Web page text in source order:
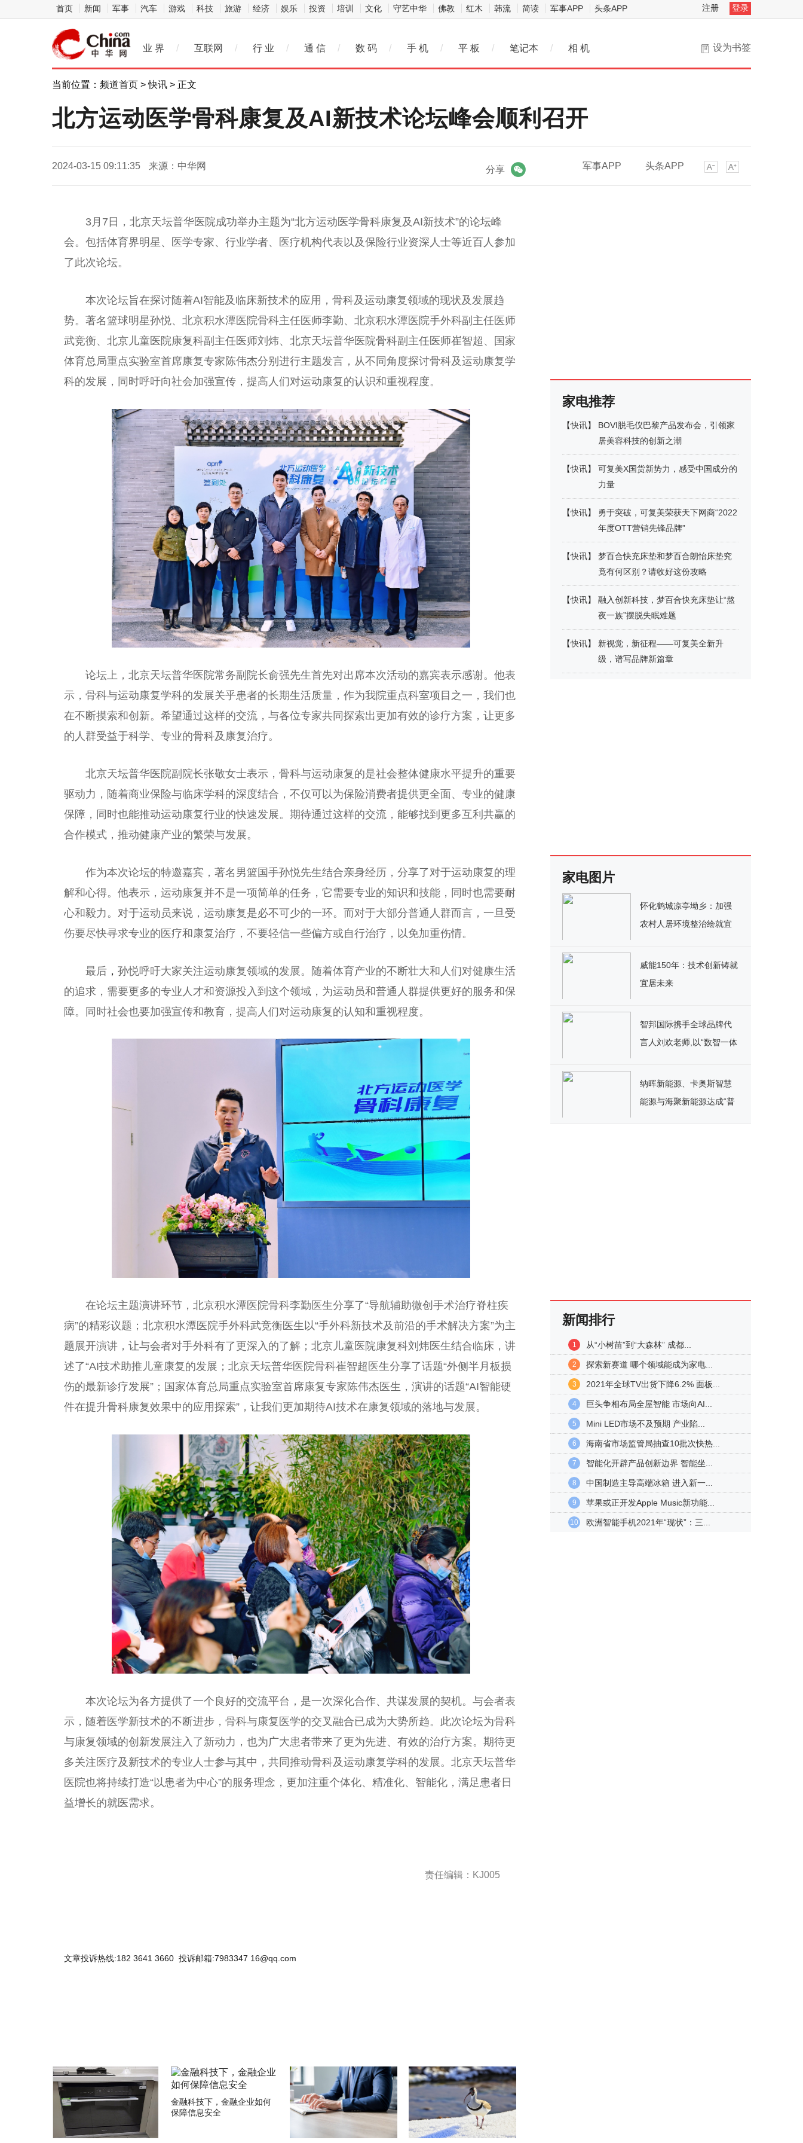
首页 新闻 军事 汽车 游戏 科技 旅游 经济 娱乐 投资 培训 文化 守艺中华 佛教 红木 韩流 简读 军事APP 头条APP 注册 登录
设为书签
业 界 / 互联网 / 行 业 / 通 信 / 数 码 / 手 机 / 平 板 / 笔记本 / 相 机
当前位置： 频道首页 >快讯 > 正文
北方运动医学骨科康复及AI新技术论坛峰会顺利召开
2024-03-15 09:11:35 来源：中华网 军事APP 头条APP
分享
3月7日，北京天坛普华医院成功举办主题为“北方运动医学骨科康复及AI新技术”的论坛峰
会。包括体育界明星、医学专家、行业学者、医疗机构代表以及保险行业资深人士等近百人参加
了此次论坛。
本次论坛旨在探讨随着AI智能及临床新技术的应用，骨科及运动康复领域的现状及发展趋
势。著名篮球明星孙悦、北京积水潭医院骨科主任医师李勤、北京积水潭医院手外科副 主任医师
武竞衡、北京儿童医院康复科副 主任医师刘炜、北京天坛普华医院骨科副 主任医师崔智超、
国家
体育总局重点实验室首席康复专家陈伟杰分别进行主题发言，从不同角度探讨骨科及运动康复学
科的发展，同时呼吁向社会加强宣传，提高人们对运动康复的认识和重视程度。
论坛上，北京天坛普华医院常务副院长俞强先生首先对出席本次活动的嘉宾表示感谢。他表
示，骨科与运动康复学科的发展关乎患者的长期生活质量，作为我院重点科室项目之一，我们也
在不断摸索和创新。希望通过这样的交流，与各位专家共同探索出更加有效的诊疗方案，让更多
的人群受益于科学、专业的骨科及康复治疗。
北京天坛普华医院副院长张敬女士表示，骨科与运动康复的是社会整体健康水平提升的重要
驱动力，随着商业保险与临床学科的深度结合，不仅可以为保险消费者提供更全面、专业的健康
保障，同时也能推动运动康复行业的快速发展。期待通过这样的交流，能够找到更多互利共赢的
合作模式，推动健康产业的繁荣与发展。
作为本次论坛的特邀嘉宾，著名男篮国手孙悦先生结合亲身经历，分享了对于运动康复的理
解和心得。他表示，运动康复并不是一项简单的任务，它需要专业的知识和技能，同时也需要耐
心和毅力。对于运动员来说，运动康复是必不可少的一环。而对于大部分普通人群而言，一旦受
伤要尽快寻求专业的医疗和康复治疗 ，不要轻信一些偏方或自行治疗 ，以免加重伤情。
最后 ， 孙悦呼吁大家关注运动康复领域的发展。随着体育产业的不断壮大和人们对健康生活
的追求，需要更多的专业人才和资源投入到这个领域，为运动员和普通人群提供更好的服务和保
障。同时社会也要加强宣传和教育，提高人们对运动康复的认知和重视程度。
在论坛主题演讲环节，北京积水潭医院骨科李勤医生分享了“导航辅助微创手术治疗脊柱疾
病”的精彩议题；北京积水潭医院手外科武竞衡医生以“手外科新技术及前沿的手术解决方案”为主
题展开演讲，让与会者对手外科有了更深入的了解；北京儿童医院康复科刘炜医生结合临床，讲
述了“AI技术助推儿童康复的发展；北京天坛普华医院骨科崔智超医生分享了话题“外侧半月板损
伤的最新诊疗发展”； 国家体育总局重点实验室首席康复专家陈伟杰医生，演讲的话题“AI智能硬
件在提升骨科康复效果中的应用探索”，让我们更加期待AI技术在康复领域的落地与发展。
本次论坛为各方提供了一个良好的交流平台 ，是一次深化合作、共谋发展的契机。与会者表
示，随着医学新技术的不断进步，骨科与康复医学的交叉融合已成为大势所趋。此次论坛为骨科
与康复领域的创新发展注入了新动力，也为广大患者带来了更为先进、有效的治疗方案。期待更
多关注医疗及新技术的专业人士参与其中，共同推动骨科及运动康复学科的发展。北京天坛普华
医院也将持续打造“以患者为中心”的服务理念，更加注重个体化、精准化、智能化，满足患者日
益增长的就医需求。
责任编辑：KJ005
文章投诉热线:182 3641 3660 投诉邮箱:7983347 16@qq.com
金融科技下，金融企业如何
保障信息安全
家电推荐
【快讯】
BOVI脱毛仪巴黎产品发布会，引领家
居美容科技的创新之潮
【快讯】
可复美X国货新势力，感受中国成分的
力量
【快讯】
勇于突破，可复美荣获天下网商“2022
年度OTT营销先锋品牌”
【快讯】
梦百合快充床垫和梦百合朗怡床垫究
竟有何区别？请收好这份攻略
【快讯】
融入创新科技，梦百合快充床垫让“熬
夜一族”摆脱失眠难题
【快讯】
新视觉，新征程——可复美全新升
级，谱写品牌新篇章
家电图片
怀化鹤城凉亭坳乡：加强
农村人居环境整治绘就宜
威能150年：技术创新铸就
宜居未来
智邦国际携手全球品牌代
言人刘欢老师,以“数智一体
纳晖新能源、卡奥斯智慧
能源与海聚新能源达成“普
新闻排行
1 从“小树苗”到“大森林” 成都...
2 探索新赛道 哪个领域能成为家电...
3 2021年全球TV出货下降6.2% 面板...
4 巨头争相布局全屋智能 市场向AI...
5 Mini LED市场不及预期 产业陷...
6 海南省市场监管局抽查10批次快热...
7 智能化开辟产品创新边界 智能坐...
8 中国制造主导高端冰箱 进入新一...
9 苹果或正开发Apple Music新功能...
10 欧洲智能手机2021年“现状”：三...